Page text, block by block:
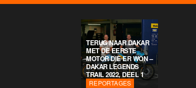
TERUG NAAR DAKAR
MET DE EERSTE
MOTOR DIE ER WON –
DAKAR LEGENDS
TRAIL 2022, DEEL 1
REPORTAGES